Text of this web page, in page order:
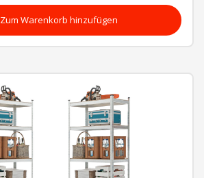
Zum Warenkorb hinzufügen